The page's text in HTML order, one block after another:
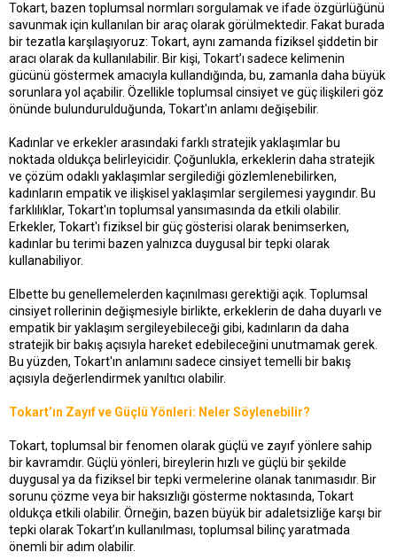
Tokart, bazen toplumsal normları sorgulamak ve ifade özgürlüğünü
savunmak için kullanılan bir araç olarak görülmektedir. Fakat burada
bir tezatla karşılaşıyoruz: Tokart, aynı zamanda fiziksel şiddetin bir
aracı olarak da kullanılabilir. Bir kişi, Tokart’ı sadece kelimenin
gücünü göstermek amacıyla kullandığında, bu, zamanla daha büyük
sorunlara yol açabilir. Özellikle toplumsal cinsiyet ve güç ilişkileri göz
önünde bulundurulduğunda, Tokart'ın anlamı değişebilir.
Kadınlar ve erkekler arasındaki farklı stratejik yaklaşımlar bu
noktada oldukça belirleyicidir. Çoğunlukla, erkeklerin daha stratejik
ve çözüm odaklı yaklaşımlar sergilediği gözlemlenebilirken,
kadınların empatik ve ilişkisel yaklaşımlar sergilemesi yaygındır. Bu
farklılıklar, Tokart'ın toplumsal yansımasında da etkili olabilir.
Erkekler, Tokart'ı fiziksel bir güç gösterisi olarak benimserken,
kadınlar bu terimi bazen yalnızca duygusal bir tepki olarak
kullanabiliyor.
Elbette bu genellemelerden kaçınılması gerektiği açık. Toplumsal
cinsiyet rollerinin değişmesiyle birlikte, erkeklerin de daha duyarlı ve
empatik bir yaklaşım sergileyebileceği gibi, kadınların da daha
stratejik bir bakış açısıyla hareket edebileceğini unutmamak gerek.
Bu yüzden, Tokart'ın anlamını sadece cinsiyet temelli bir bakış
açısıyla değerlendirmek yanıltıcı olabilir.
Tokart’ın Zayıf ve Güçlü Yönleri: Neler Söylenebilir?
Tokart, toplumsal bir fenomen olarak güçlü ve zayıf yönlere sahip
bir kavramdır. Güçlü yönleri, bireylerin hızlı ve güçlü bir şekilde
duygusal ya da fiziksel bir tepki vermelerine olanak tanımasıdır. Bir
sorunu çözme veya bir haksızlığı gösterme noktasında, Tokart
oldukça etkili olabilir. Örneğin, bazen büyük bir adaletsizliğe karşı bir
tepki olarak Tokart’ın kullanılması, toplumsal bilinç yaratmada
önemli bir adım olabilir.